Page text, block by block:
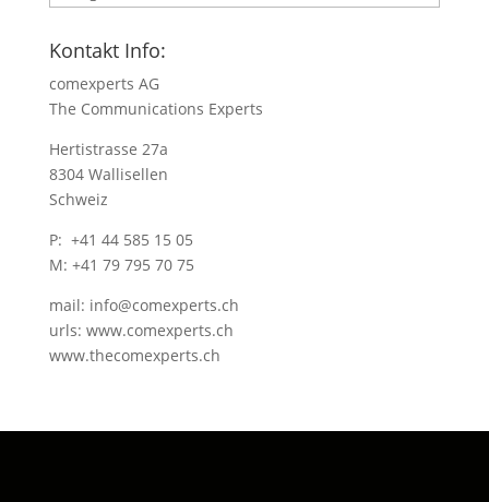
Kontakt Info:
comexperts AG
The Communications Experts
Hertistrasse 27a
8304 Wallisellen
Schweiz
P: +41 44 585 15 05
M: +41 79 795 70 75
mail: info@comexperts.ch
urls: www.comexperts.ch
www.thecomexperts.ch